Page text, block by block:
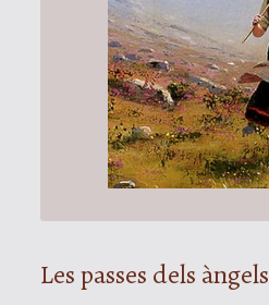
Les passes dels àngels